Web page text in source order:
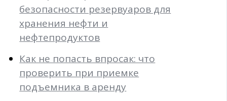
безопасности резервуаров для
хранения нефти и
нефтепродуктов
Как не попасть впросак: что
проверить при приемке
подъемника в аренду